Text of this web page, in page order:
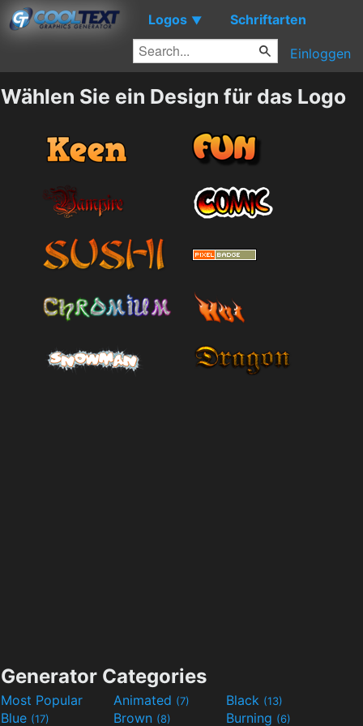
Logos ▼ Schriftarten
Einloggen
Wählen Sie ein Design für das Logo
Generator Categories
Most Popular Animated (7) Black (13)
Blue (17) Brown (8) Burning (6)